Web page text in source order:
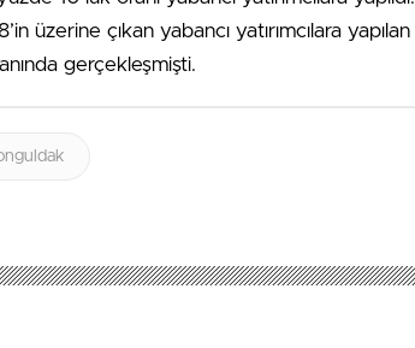
üzerine çıkan yabancı yatırımcılara yapılan
gerçekleşmişti.